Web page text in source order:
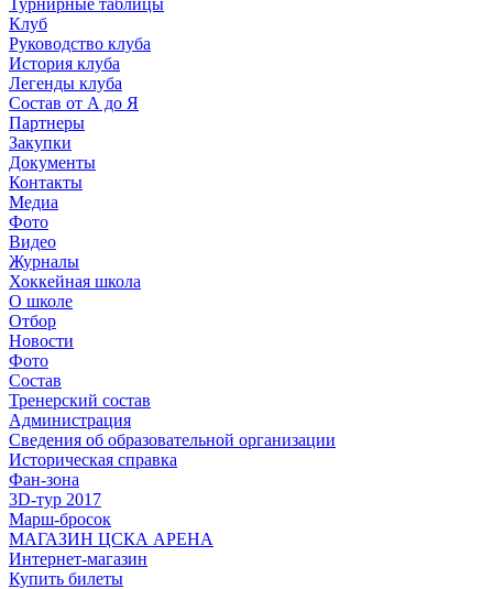
Клуб
Руководство клуба
История клуба
Легенды клуба
Состав от А до Я
Партнеры
Закупки
Документы
Контакты
Медиа
Фото
Видео
Журналы
Хоккейная школа
О школе
Отбор
Новости
Фото
Состав
Тренерский состав
Администрация
Сведения об образовательной организации
Историческая справка
Фан-зона
3D-тур 2017
Марш-бросок
МАГАЗИН ЦСКА АРЕНА
Интернет-магазин
Купить билеты